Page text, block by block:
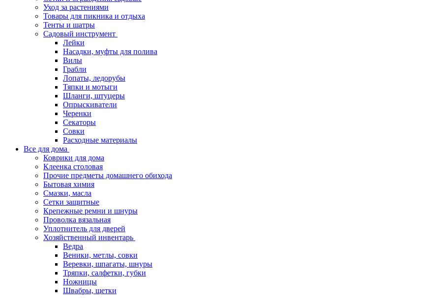
Уход за растениями
Товары для пикника и отдыха
Тенты и шатры
Садовый инструмент
Лейки
Насадки, муфты для полива
Вилы
Грабли
Лопаты, ледорубы
Тяпки и мотыги
Шланги, штуцеры
Опрыскиватели
Черенки
Секаторы
Совки
Расходные материалы
Все для дома
Коврики для дома
Клеенка столовая
Прочие предметы домашнего обихода
Бытовая химия
Смазки, масла
Сетки защитные
Крепежные ремни и шнуры
Проволка вязальная
Уплотнитель для дверей
Хозяйственный инвентарь
Ведра
Веники, метлы, совки
Веревки, шпагаты, шнуры
Тряпки, салфетки, губки
Ножницы
Швабры, щетки